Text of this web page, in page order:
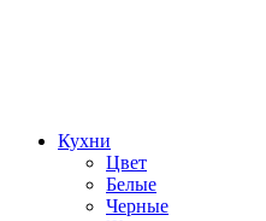
Кухни
Цвет
Белые
Черные